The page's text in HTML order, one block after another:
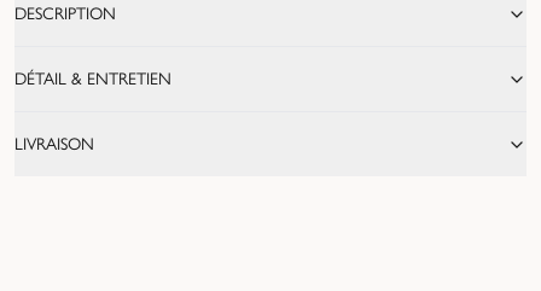
DESCRIPTION
DÉTAIL & ENTRETIEN
LIVRAISON